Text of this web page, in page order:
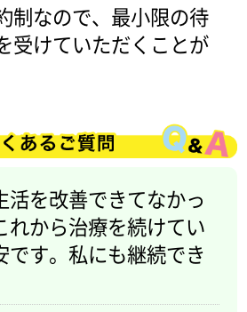
制なので、最小限の待
受けていただくことが
活を改善できてなかっ
れから治療を続けてい
です。私にも継続でき